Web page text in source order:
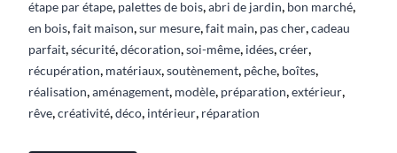
étape par étape, palettes de bois,abri de jardin, bon marché,
en bois,fait maison,sur mesure,fait main, pas cher,cadeau
parfait,sécurité,décoration,soi-même, idées,créer,
récupération, matériaux,soutènement, pêche, boîtes,
réalisation,aménagement, modèle, préparation,extérieur,
rêve,créativité,déco, intérieur, réparation